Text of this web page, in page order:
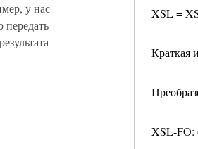
XSL =
Краткая
XSL-FO:
у нас